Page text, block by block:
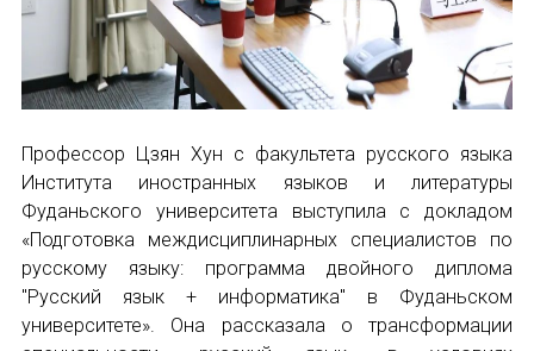
Профессор Цзян Хун с факультета русского языка
Института иностранных языков и литературы
Фуданьского университета выступила с докладом
«Подготовка междисциплинарных специалистов по
русскому языку: программа двойного диплома
"Русский язык + информатика" в Фуданьском
университете». Она рассказала о трансформации